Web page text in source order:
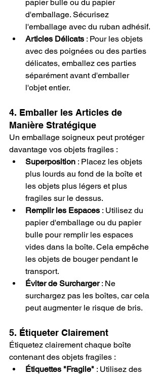
papier bulle ou du papier
d'emballage. Sécurisez
l'emballage avec du ruban adhésif.
Articles Délicats : Pour les objets
avec des poignées ou des parties
délicates, emballez ces parties
séparément avant d'emballer
l'objet entier.
4. Emballer les Articles de
Manière Stratégique
Un emballage soigneux peut protéger
davantage vos objets fragiles :
Superposition : Placez les objets
plus lourds au fond de la boîte et
les objets plus légers et plus
fragiles sur le dessus.
Remplir les Espaces : Utilisez du
papier d'emballage ou du papier
bulle pour remplir les espaces
vides dans la boîte. Cela empêche
les objets de bouger pendant le
transport.
Éviter de Surcharger : Ne
surchargez pas les boîtes, car cela
peut augmenter le risque de bris.
5. Étiqueter Clairement
Étiquetez clairement chaque boîte
contenant des objets fragiles :
Étiquettes "Fragile" : Utilisez des